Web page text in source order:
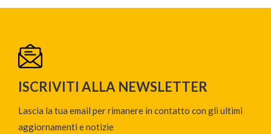
ISCRIVITI ALLA NEWSLETTER
Lascia la tua email per rimanere in contatto con gli ultimi
aggiornamenti e notizie